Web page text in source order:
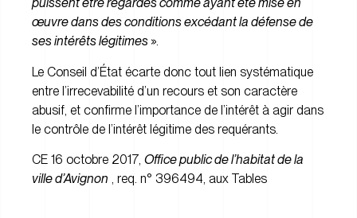
puissent être regardés comme ayant été mise en
œuvre dans des conditions excédant la défense de
ses intérêts légitimes ».
Le Conseil d’État écarte donc tout lien systématique
entre l’irrecevabilité d’un recours et son caractère
abusif, et confirme l’importance de l’intérêt à agir dans
le contrôle de l’intérêt légitime des requérants.
CE 16 octobre 2017, Office public de l’habitat de la
ville d’Avignon , req. n° 396494, aux Tables